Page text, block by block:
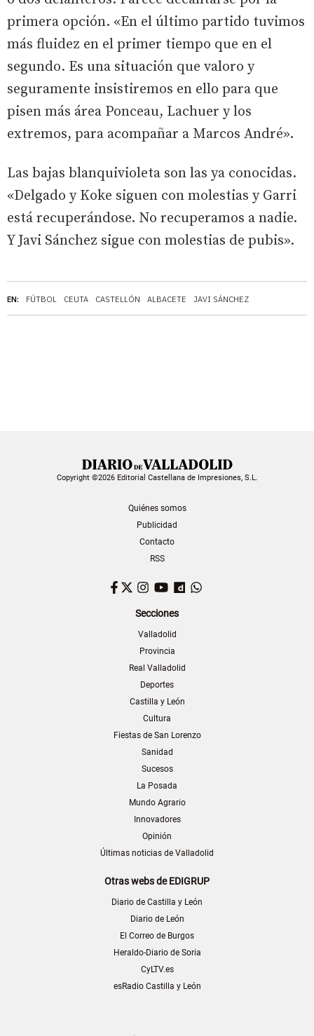
EN: FÚTBOL CEUTA CASTELLÓN ALBACETE JAVI SÁNCHEZ
primera opción. «En el último partido tuvimos
más fluidez en el primer tiempo que en el
segundo. Es una situación que valoro y
seguramente insistiremos en ello para que
pisen más área Ponceau, Lachuer y los
extremos, para acompañar a Marcos André».
Las bajas blanquivioleta son las ya conocidas.
«Delgado y Koke siguen con molestias y Garri
está recuperándose. No recuperamos a nadie.
Y Javi Sánchez sigue con molestias de pubis».
Copyright ©2026 Editorial Castellana de Impresiones, S.L.
Quiénes somos
Publicidad
Contacto
RSS
Facebook
TwitterInstagram
YouTubeDailymotion
Secciones
Valladolid
Provincia
Real Valladolid
Deportes
Castilla y León
Cultura
Fiestas de San Lorenzo
Sanidad
Sucesos
La Posada
Mundo Agrario
Innovadores
Opinión
Últimas noticias de Valladolid
Otras webs de EDIGRUP
Diario de Castilla y León
Diario de León
El Correo de Burgos
Heraldo-Diario de Soria
CyLTV.es
esRadio Castilla y León